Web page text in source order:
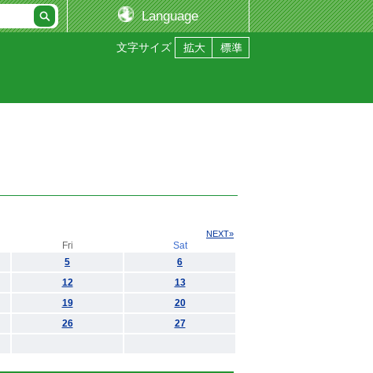
Language
文字サイズ
NEXT»
Fri
Sat
5
6
12
13
19
20
26
27